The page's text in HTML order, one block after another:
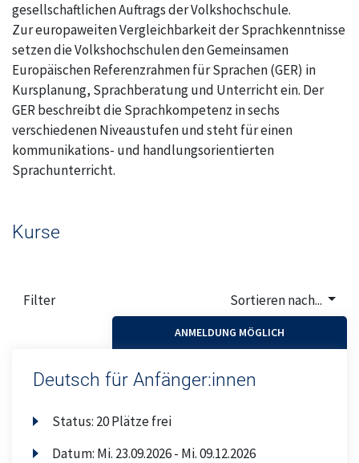
gesellschaftlichen Auftrags der Volkshochschule.
Zur europaweiten Vergleichbarkeit der Sprachkenntnisse
setzen die Volkshochschulen den Gemeinsamen
Europäischen Referenzrahmen für Sprachen (GER) in
Kursplanung, Sprachberatung und Unterricht ein. Der
GER beschreibt die Sprachkompetenz in sechs
verschiedenen Niveaustufen und steht für einen
kommunikations- und handlungsorientierten
Sprachunterricht.
Kurse
Sortieren nach...
Filter
ANMELDUNG MÖGLICH
Deutsch für Anfänger:innen
Status: 20 Plätze frei
Datum: Mi. 23.09.2026 - Mi.09.12.2026